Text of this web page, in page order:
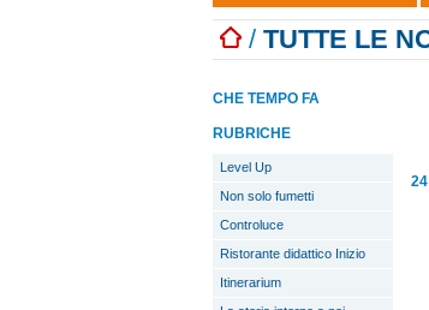
/ TUTTE LE
CHE TEMPO FA
RUBRICHE
Level Up
Non solo fumetti
Controluce
Ristorante didattico Inizio
Itinerarium